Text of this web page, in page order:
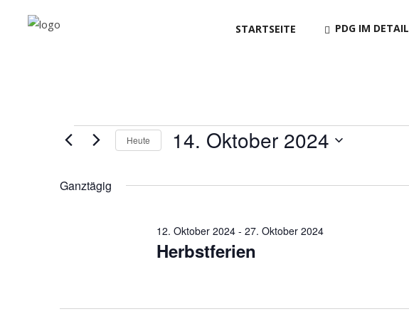
STARTSEITE PDG IM DETAIL
Veranstaltungen
für
Oktober
2024
Heute 14. Oktober 2024
Ganztägig
Herbstferien
12. Oktober 2024- 27. Oktober 2024